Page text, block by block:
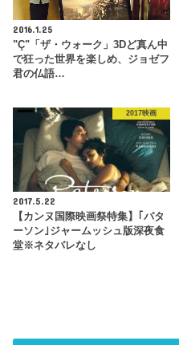
2016.1.25
"Ç"「ザ・ウォーク」3Dど真ん中
で狂った世界を楽しめ、ジョゼフ
君の仏語…
2017映画
2017.5.22
【カンヌ国際映画祭特集】｢パタ
ーソン｣ジャームッシュ版深夜食
堂※ネタバレなし